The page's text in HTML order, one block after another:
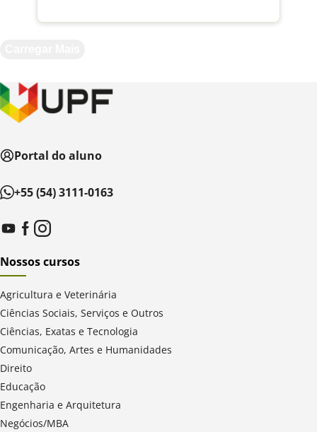
Portal do aluno
+55 (54) 3111-0163
Nossos cursos
Agricultura e Veterinária
Ciências Sociais, Serviços e Outros
Ciências, Exatas e Tecnologia
Comunicação, Artes e Humanidades
Direito
Educação
Engenharia e Arquitetura
Negócios/MBA